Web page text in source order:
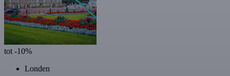
tot -10%
Londen